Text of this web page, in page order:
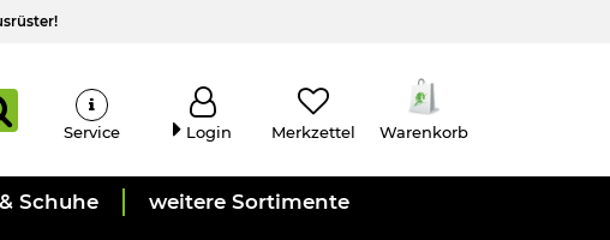
Service Login Merkzettel Warenkorb
Schuhe weitere Sortimente